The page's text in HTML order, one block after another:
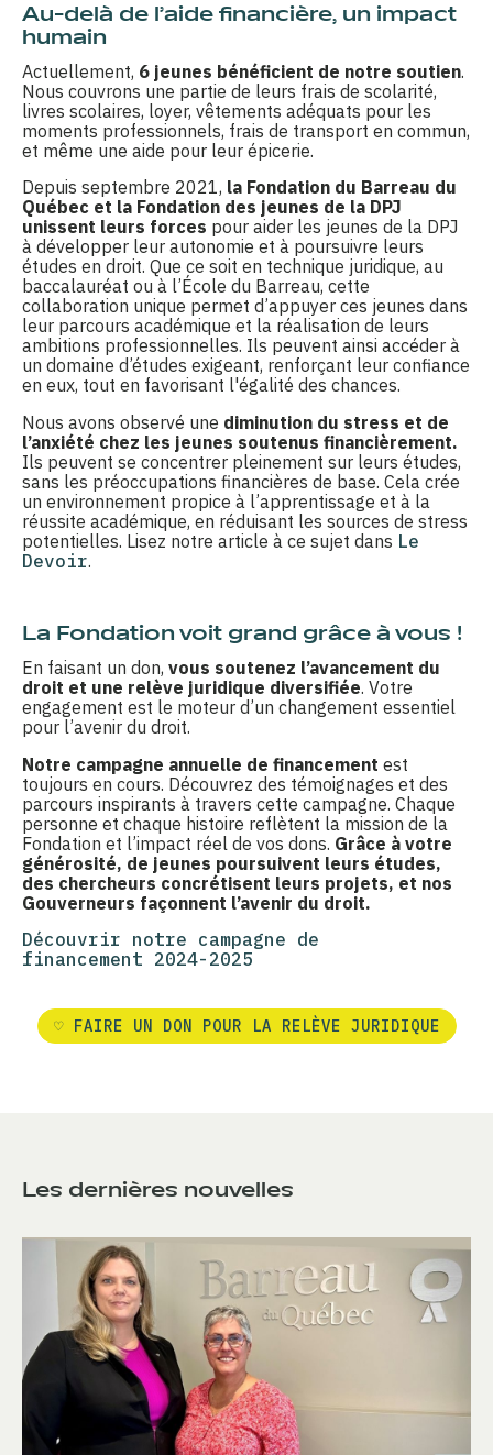
Au-delà de l’aide financière, un impact
humain
Actuellement, 6 jeunes bénéficient de notre soutien.
Nous couvrons une partie de leurs frais de scolarité,
livres scolaires, loyer, vêtements adéquats pour les
moments professionnels, frais de transport en commun,
et même une aide pour leur épicerie.
Depuis septembre 2021, la Fondation du Barreau du
Québec et la Fondation des jeunes de la DPJ
unissent leurs forces pour aider les jeunes de la DPJ
à développer leur autonomie et à poursuivre leurs
études en droit. Que ce soit en technique juridique, au
baccalauréat ou à l’École du Barreau, cette
collaboration unique permet d’appuyer ces jeunes dans
leur parcours académique et la réalisation de leurs
ambitions professionnelles. Ils peuvent ainsi accéder à
un domaine d’études exigeant, renforçant leur confiance
en eux, tout en favorisant l'égalité des chances.
Nous avons observé une diminution du stress et de
l’anxiété chez les jeunes soutenus financièrement.
Ils peuvent se concentrer pleinement sur leurs études,
sans les préoccupations financières de base. Cela crée
un environnement propice à l’apprentissage et à la
réussite académique, en réduisant les sources de stress
potentielles. Lisez notre article à ce sujet dans Le
Devoir.
La Fondation voit grand grâce à vous !
En faisant un don, vous soutenez l’avancement du
droit et une relève juridique diversifiée. Votre
engagement est le moteur d’un changement essentiel
pour l’avenir du droit.
Notre campagne annuelle de financement est
toujours en cours. Découvrez des témoignages et des
parcours inspirants à travers cette campagne. Chaque
personne et chaque histoire reflètent la mission de la
Fondation et l’impact réel de vos dons. Grâce à votre
générosité, de jeunes poursuivent leurs études,
des chercheurs concrétisent leurs projets, et nos
Gouverneurs façonnent l’avenir du droit.
Découvrir notre campagne de
financement 2024-2025
♡ FAIRE UN DON POUR LA RELÈVE JURIDIQUE
Les dernières nouvelles